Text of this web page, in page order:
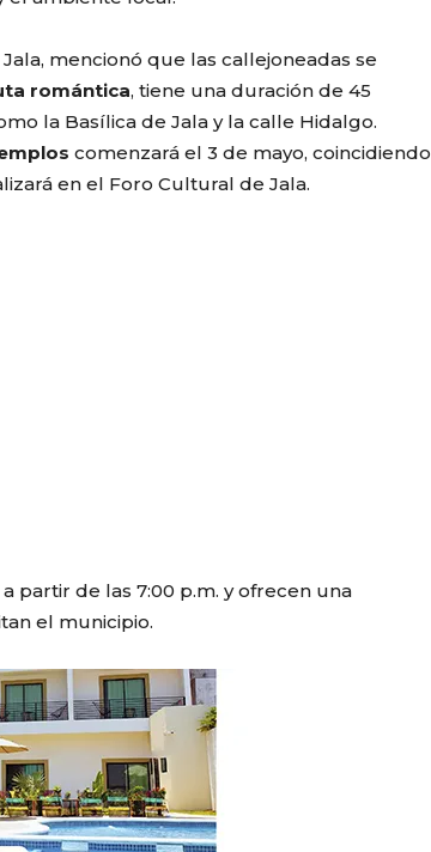
mencionó que las callejoneadas se
romántica, tiene una duración de 45
la Basílica de Jala y la calle Hidalgo.
comenzará el 3 de mayo, coincidiendo
en el Foro Cultural de Jala.
partir de las 7:00 p.m. y ofrecen una
el municipio.